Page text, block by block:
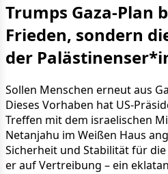
Trumps Gaza-Plan
Frieden, sondern
der
Sollen Menschen erneut aus
Dieses Vorhaben hat US-
Treffen mit dem israelischen
Netanjahu im Weißen Haus
Sicherheit und Stabilität für
er auf Vertreibung – ein